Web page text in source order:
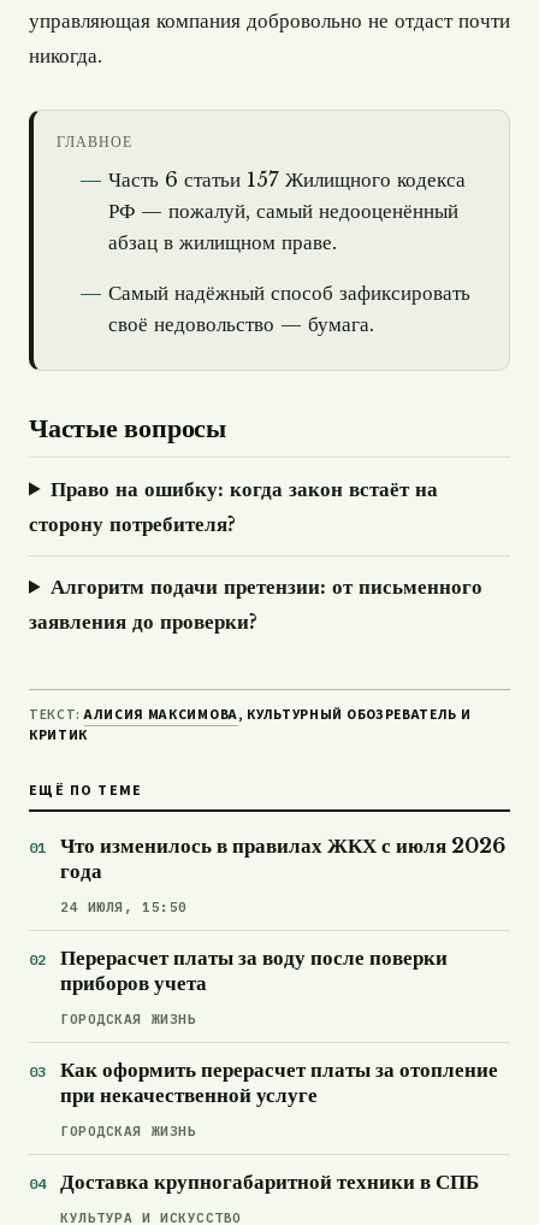
управляющая компания добровольно не отдаст почти
никогда.
ГЛАВНОЕ
Часть 6 статьи 157 Жилищного кодекса
РФ — пожалуй, самый недооценённый
абзац в жилищном праве.
Самый надёжный способ зафиксировать
своё недовольство — бумага.
Частые вопросы
Право на ошибку: когда закон встаёт на
сторону потребителя?
Алгоритм подачи претензии: от письменного
заявления до проверки?
ТЕКСТ:АЛИСИЯ МАКСИМОВА, КУЛЬТУРНЫЙ ОБОЗРЕВАТЕЛЬ И
КРИТИК
ЕЩЁ ПО ТЕМЕ
Что изменилось в правилах ЖКХ с июля 2026
года
24 ИЮЛЯ, 15:50
Перерасчет платы за воду после поверки
приборов учета
ГОРОДСКАЯ ЖИЗНЬ
Как оформить перерасчет платы за отопление
при некачественной услуге
ГОРОДСКАЯ ЖИЗНЬ
Доставка крупногабаритной техники в СПБ
КУЛЬТУРА И ИСКУССТВО